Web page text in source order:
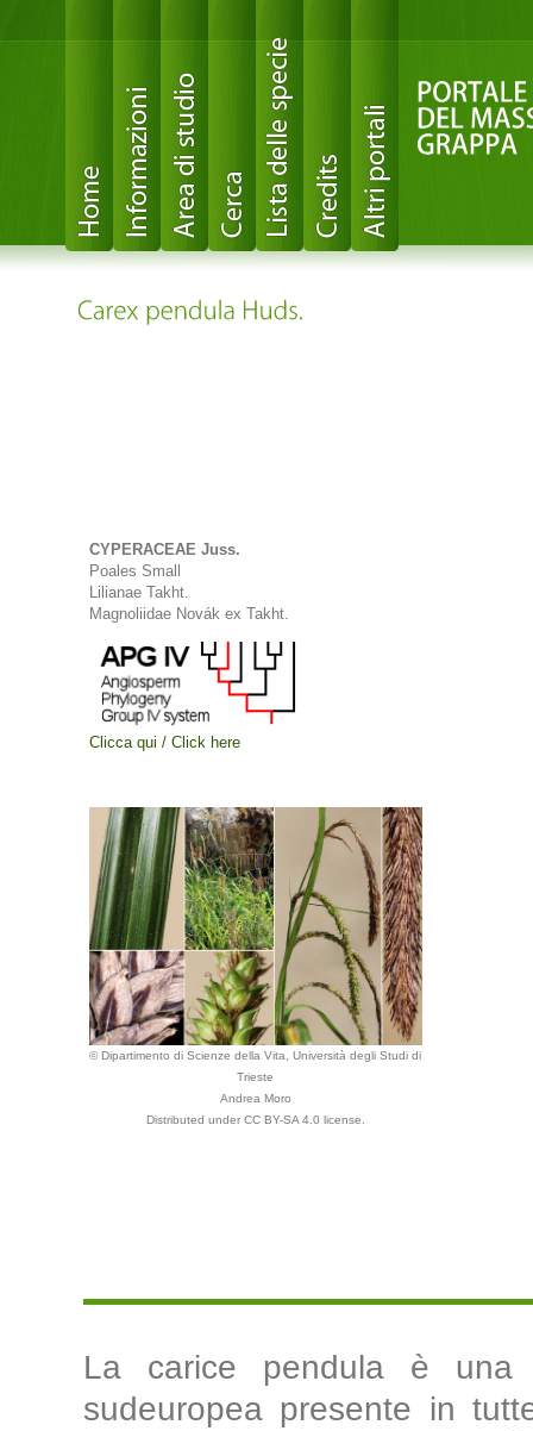
CYPERACEAE Juss.
Poales Small
Lilianae Takht.
Magnoliidae Novák ex Takht.
Clicca qui / Click here
© Dipartimento di Scienze della Vita, Università degli Studi di
Trieste
Andrea Moro
Distributed under CC BY-SA 4.0 license.
La carice pendula è una
sudeuropea presente in